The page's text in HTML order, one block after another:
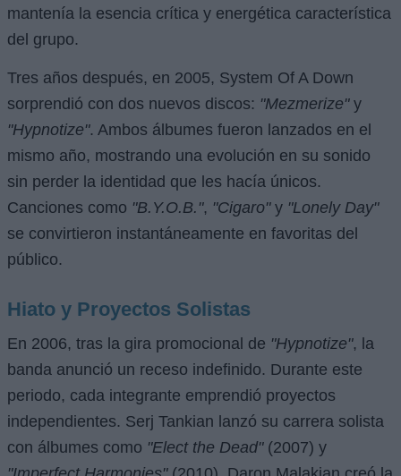
mantenía la esencia crítica y energética característica
del grupo.
Tres años después, en 2005, System Of A Down
sorprendió con dos nuevos discos: "Mezmerize"y
"Hypnotize". Ambos álbumes fueron lanzados en el
mismo año, mostrando una evolución en su sonido
sin perder la identidad que les hacía únicos.
Canciones como "B.Y.O.B.", "Cigaro"y "Lonely Day"
se convirtieron instantáneamente en favoritas del
público.
Hiato y Proyectos Solistas
En 2006, tras la gira promocional de "Hypnotize", la
banda anunció un receso indefinido. Durante este
periodo, cada integrante emprendió proyectos
independientes. Serj Tankian lanzó su carrera solista
con álbumes como "Elect the Dead"(2007) y